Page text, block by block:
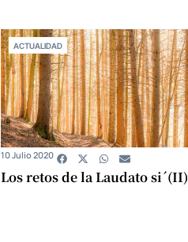
ACTUALIDAD
Los retos de la Laudato si´(II)
10 Julio 2020